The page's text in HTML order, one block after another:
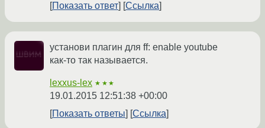
Показать ответ
Ссылка
установи плагин для ff: enable youtube
как-то так называется.
lexxus-lex ★★★
19.01.2015 12:51:38 +00:00
Показать ответы
Ссылка